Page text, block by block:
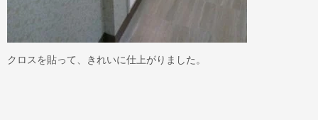
クロスを貼って、きれいに仕上がりました。